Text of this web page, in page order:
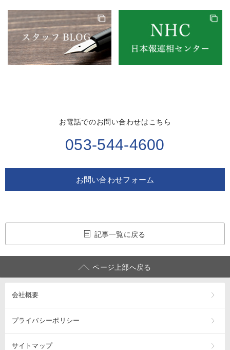
お電話でのお問い合わせはこちら
053-544-4600
お問い合わせフォーム
記事一覧に戻る
ページ上部へ戻る
会社概要
プライバシーポリシー
サイトマップ